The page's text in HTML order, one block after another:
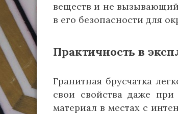
веществ и не
в его безопасности для
Практичность в
Гранитная брусчатка
свои свойства даже при
материал в местах с